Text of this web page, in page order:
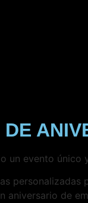
DE
un evento único
personalizadas
aniversario de